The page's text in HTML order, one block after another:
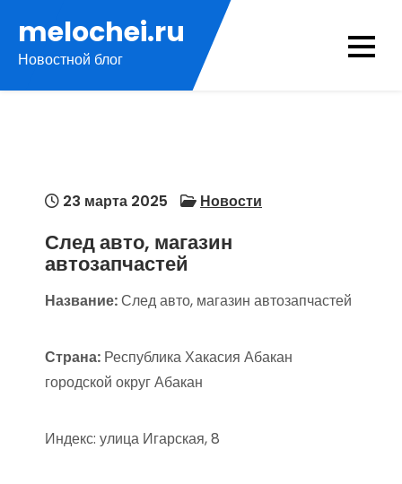
содержимому
melochei.ru
Новостной блог
23 марта 2025 Новости
След авто, магазин
автозапчастей
Название:След авто, магазин автозапчастей
Страна: Республика Хакасия Абакан
городской округ Абакан
Индекс: улица Игарская, 8